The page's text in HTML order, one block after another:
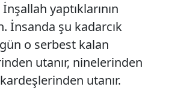
yaptıklarının
İnsanda şu kadarcık
o serbest kalan
utanır, ninelerinden
utanır.